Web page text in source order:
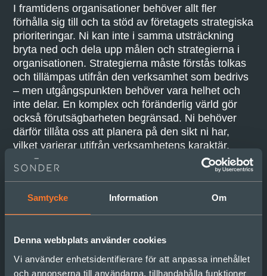
Samtycke Information Om
Denna webbplats använder cookies
Vi använder enhetsidentifierare för att anpassa innehållet
och annonserna till användarna, tillhandahålla funktioner
I framtidens organisationer behöver allt fler
förhålla sig till och ta stöd av företagets strategiska
prioriteringar. Ni kan inte i samma utsträckning
bryta ned och dela upp målen och strategierna i
organisationen. Strategierna måste förstås tolkas
ochtillämpas utifrån den verksamhet som bedrivs
– men utgångspunkten behöver vara helhet och
inte delar. En komplex och föränderlig värld gör
också förutsägbarheten begränsad. Ni behöver
därför tillåta oss att planera på den sikt ni har,
vilket varierar utifrån verksamhetens karaktär.
Process
Strategiprocessen behöver i större utsträckning
tillsammans ökar er förståelse om framtiden, och
skapar beredskap för att hantera den. Det handlar
allt mindre om att ledningen bestämmer vilken